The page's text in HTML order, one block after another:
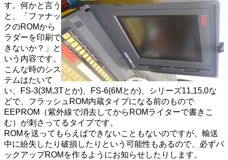
す。何かと言う
と、「ファナッ
クのROMから
ラダーを印刷で
きないか？」と
いう内容です。
こんな時のシス
テムはたいて
い、FS-3(3M,3Tとか)、FS-6(6Mとか)、シリーズ11,15,0な
どで、フラッシュROM内蔵タイプになる前のもので
EEPROM（紫外線で消去してからROMライターで書きこ
む）が刺さってるタイプです。
ROMを送ってもらえばできないこともないのですが、輸送
中に紛失したり破損したりという可能性もあるので、必ずバ
ックアップROMを作るようにお知らせしたりします。